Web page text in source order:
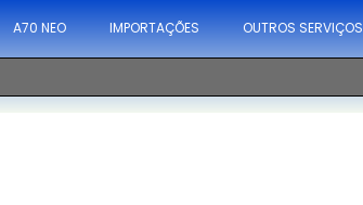
A70 NEO IMPORTAÇÕES OUTROS SERVIÇOS